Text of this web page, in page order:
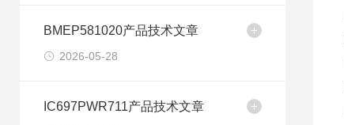
BMEP581020产品技术文章
2026-05-28
IC697PWR711产品技术文章